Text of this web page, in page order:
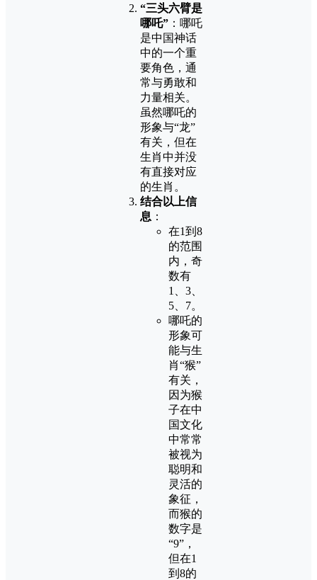
“三头六臂是
哪吒” ：哪吒
是中国神话
中的一个重
要角色，通
常与勇敢和
力量相关。
虽然哪吒的
形象与“龙”
有关，但在
生肖中并没
有直接对应
的生肖。
结合以上信
息 ：
在1到8
的范围
内，奇
数有
1、3、
5、7。
哪吒的
形象可
能与生
肖“猴”
有关，
因为猴
子在中
国文化
中常常
被视为
聪明和
灵活的
象征，
而猴的
数字是
“9”，
但在1
到8的